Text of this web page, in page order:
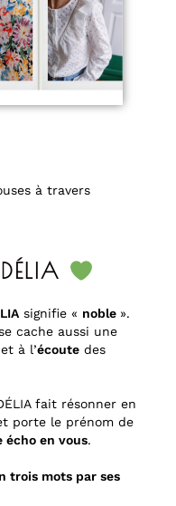
à travers
DÉLIA
signifie « noble ».
cache aussi une
à l’écoute des
fait résonner en
porte le prénom de
écho en vous.
trois mots par ses